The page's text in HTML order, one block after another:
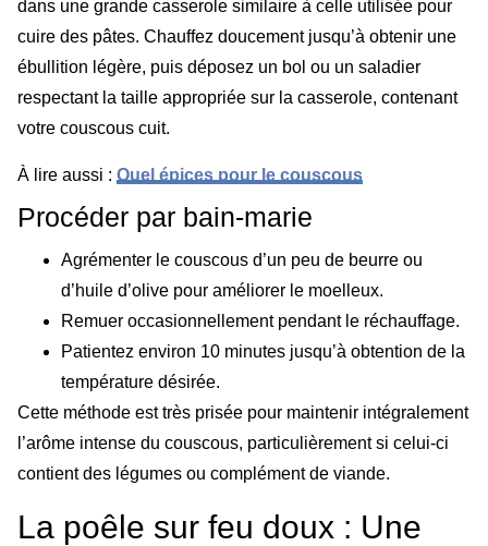
dans une grande casserole similaire à celle utilisée pour
cuire des pâtes. Chauffez doucement jusqu’à obtenir une
ébullition légère, puis déposez un bol ou un saladier
respectant la taille appropriée sur la casserole, contenant
votre couscous cuit.
À lire aussi : Quel épices pour le couscous
Procéder par bain-marie
Agrémenter le couscous d’un peu de beurre ou
d’huile d’olive pour améliorer le moelleux.
Remuer occasionnellement pendant le réchauffage.
Patientez environ 10 minutes jusqu’à obtention de la
température désirée.
Cette méthode est très prisée pour maintenir intégralement
l’arôme intense du couscous, particulièrement si celui-ci
contient des légumes ou complément de viande.
La poêle sur feu doux : Une